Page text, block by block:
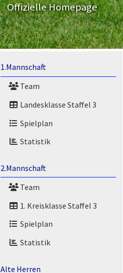
Offizielle Homepage
1.Mannschaft
Team
Landesklasse Staffel 3
Spielplan
Statistik
2.Mannschaft
Team
1. Kreisklasse Staffel 3
Spielplan
Statistik
Alte Herren